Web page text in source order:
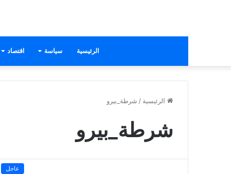
الرئيسية سياسة اقتصاد
الرئيسية / شرطة_بيرو
شرطة_بيرو
عاجل